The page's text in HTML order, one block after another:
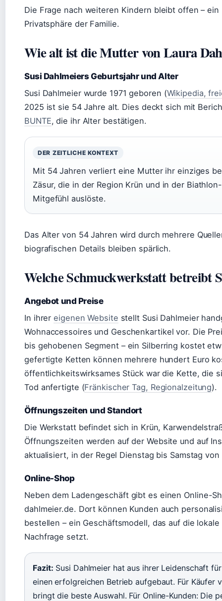
Die Frage nach weiteren Kindern bleibt offen –
Privatsphäre der Familie.
Wie alt ist die Mutter von Laura
Susi Dahlmeiers Geburtsjahr und Alter
Susi Dahlmeier wurde 1971 geboren (Wikipedia,
2025 ist sie 54 Jahre alt. Dies deckt sich mit
BUNTE, die ihr Alter bestätigen.
DER ZEITLICHE KONTEXT
Mit 54 Jahren verliert eine Mutter ihr einziges
Zäsur, die in der Region Krün und in der
Mitgefühl auslöste.
Das Alter von 54 Jahren wird durch mehrere
biografischen Details bleiben spärlich.
Welche Schmuckwerkstatt betreibt
Angebot und Preise
In ihrereigenen Website stellt Susi Dahlmeier
Wohnaccessoires und Geschenkartikel vor. Die
bis gehobenen Segment – ein Silberring kostet
gefertigte Ketten können mehrere hundert Euro
öffentlichkeitswirksames Stück war die Kette, die
Tod anfertigte (Fränkischer Tag, Regionalzeitung).
Öffnungszeiten und Standort
Die Werkstatt befindet sich in Krün,
Öffnungszeiten werden auf der Website und auf
aktualisiert, in der Regel Dienstag bis Samstag von
Online-Shop
Neben dem Ladengeschäft gibt es einen Online-
dahlmeier.de. Dort können Kunden auch
bestellen – ein Geschäftsmodell, das auf die
Nachfrage setzt.
Fazit: Susi Dahlmeier hat aus ihrer Leidenschaft
einen erfolgreichen Betrieb aufgebaut. Für Käufer
bringt die beste Auswahl. Für Online-Kunden: Die